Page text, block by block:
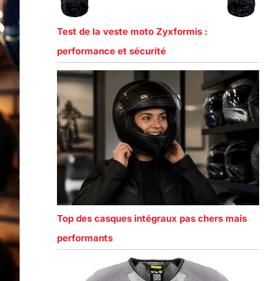
Test de la veste moto Zyxformis :
performance et sécurité
Top des casques intégraux pas chers mais
performants